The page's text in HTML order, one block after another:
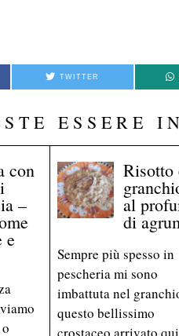
TWITTER
ESSERE
con
–
e
Risotto
al
di
Sempre più spesso in
pescheria mi sono
imbattuta nel
questo bellissimo